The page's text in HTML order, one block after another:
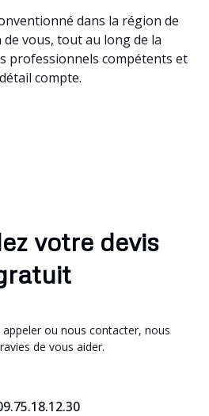
dans la région de
vous, tout au long de la
professionnels compétents et
compte.
votre devis
appeler ou nous contacter, nous
de vous aider.